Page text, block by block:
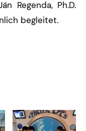
Regenda, Ph.D.
begleitet.